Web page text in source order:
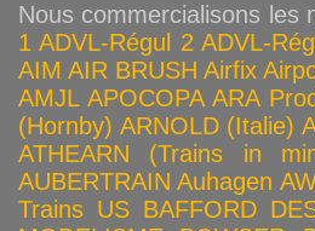
Nous commercialisons les
1 ADVL-Régul 2 ADVL-
AIM AIR BRUSH Airfix
AMJL APOCOPA ARA
(Hornby) ARNOLD (Italie)
ATHEARN (Trains in
AUBERTRAIN Auhagen
Trains US BAFFORD